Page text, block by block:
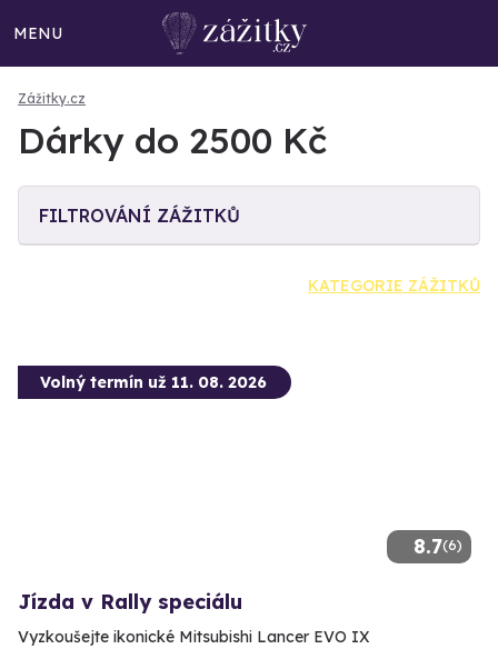
MENU
Zážitky.cz
Dárky do 2500 Kč
FILTROVÁNÍ ZÁŽITKŮ
KATEGORIE ZÁŽITKŮ
8.7(6)
Volný termín už 11. 08. 2026
Jízda v Rally speciálu
Vyzkoušejte ikonické Mitsubishi Lancer EVO IX